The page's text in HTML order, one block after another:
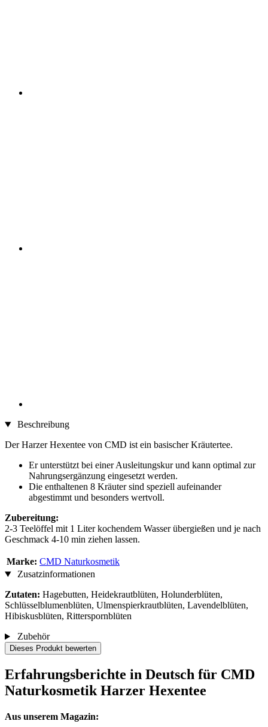
Beschreibung
Der Harzer Hexentee von CMD ist ein basischer Kräutertee.
Er unterstützt bei einer Ausleitungskur und kann optimal zur
Nahrungsergänzung eingesetzt werden.
Die enthaltenen 8 Kräuter sind speziell aufeinander
abgestimmt und besonders wertvoll.
Zubereitung:
2-3 Teelöffel mit 1 Liter kochendem Wasser übergießen und je nach
Geschmack 4-10 min ziehen lassen.
Marke: CMD Naturkosmetik
Zusatzinformationen
Zutaten: Hagebutten, Heidekrautblüten, Holunderblüten,
Schlüsselblumenblüten, Ulmenspierkrautblüten, Lavendelblüten,
Hibiskusblüten, Ritterspornblüten
Zubehör
Dieses Produkt bewerten
Erfahrungsberichte in Deutsch für CMD
Naturkosmetik Harzer Hexentee
Aus unserem Magazin: